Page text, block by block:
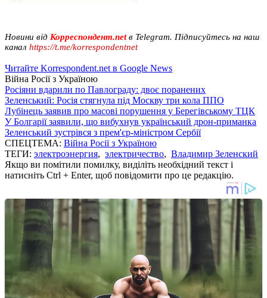
Новини від Корреспондент.netв Telegram. Підписуйтесь на наш
канал https://t.me/korrespondentnet
Читайте Korrespondent.net в Google News
Війна Росії з Україною
Росіяни вдарили по Павлограду: двоє поранених
Зеленський: Росія стягнула під Москву три кола ППО
Лубінець заявив про масові порушення у Берегівському ТЦК
У Болгарії заявили, що вибухнув український дрон-приманка
Зеленський зустрівся з прем'єр-міністром Сербії
СПЕЦТЕМА: Війна Росії з Україною
ТЕГИ: электроэнергия, электричество, Владимир Зеленский
Якщо ви помітили помилку, виділіть необхідний текст і
натисніть Ctrl + Enter, щоб повідомити про це редакцію.